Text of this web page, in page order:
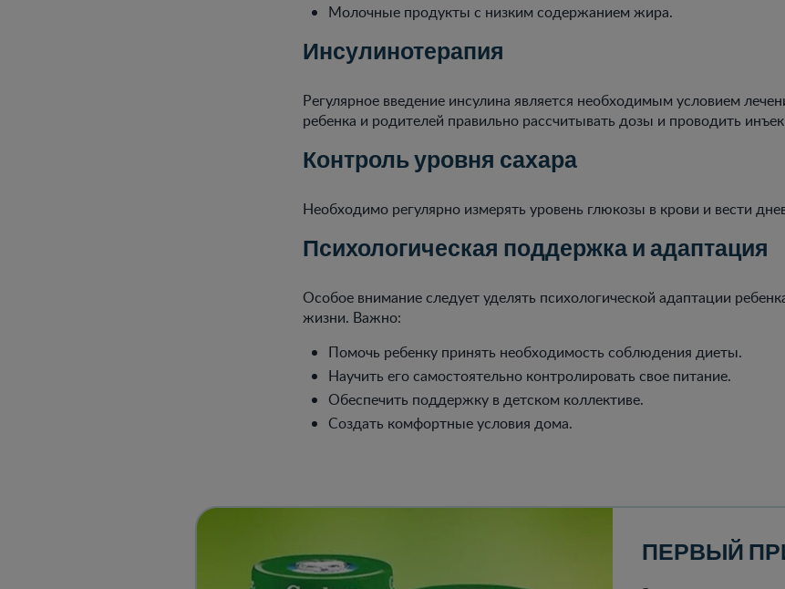
Молочные продукты с низким содержанием жира.
Инсулинотерапия
Регулярное введение инсулина является необходимым условием
ребенка и родителей правильно рассчитывать дозы и проводить
Контроль уровня сахара
Необходимо регулярно измерять уровень глюкозы в крови и вести
Психологическая поддержка и адаптация
Особое внимание следует уделять психологической адаптации
жизни. Важно:
Помочь ребенку принять необходимость соблюдения диеты.
Научить его самостоятельно контролировать свое питание.
Обеспечить поддержку в детском коллективе.
Создать комфортные условия дома.
ПЕРВЫЙ